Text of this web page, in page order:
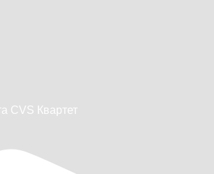
CVS Квартет